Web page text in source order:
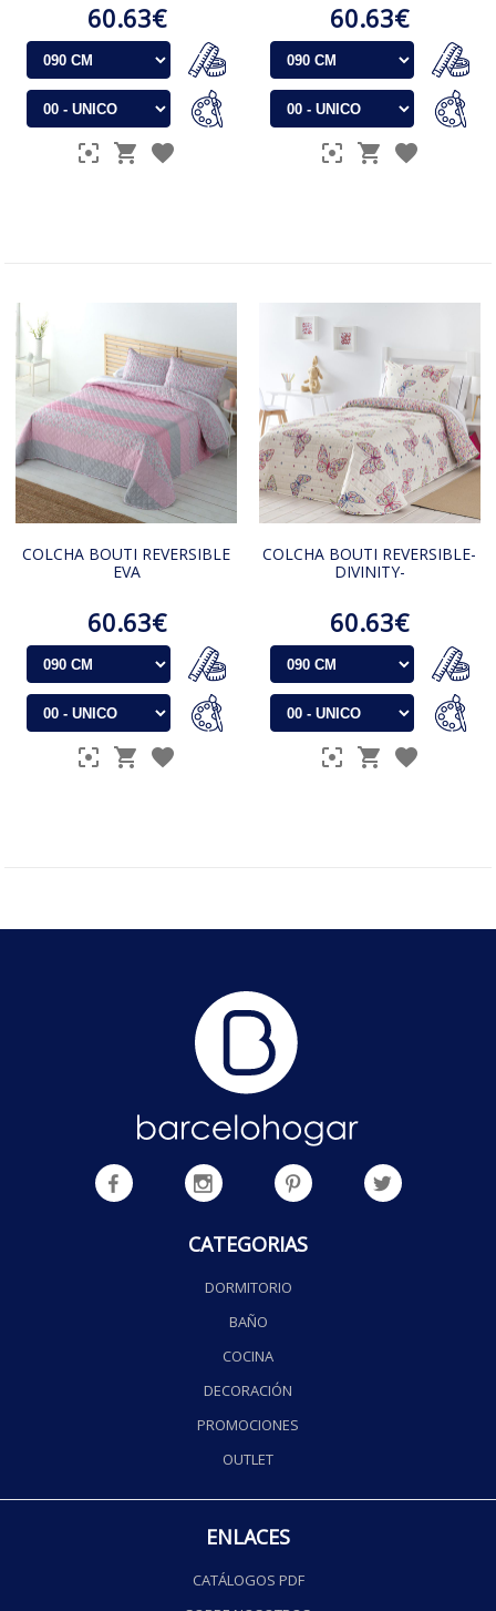
60.63€ 60.63€
COLCHA BOUTI REVERSIBLE
EVA
60.63€
COLCHA BOUTI REVERSIBLE-
DIVINITY-
60.63€
CATEGORIAS
DORMITORIO
BAÑO
COCINA
DECORACIÓN
PROMOCIONES
OUTLET
ENLACES
CATÁLOGOS PDF